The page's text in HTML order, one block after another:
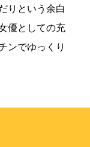
りという余白
優としての充
ンでゆっくり